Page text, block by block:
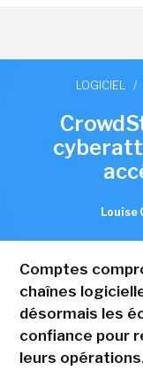
LOGICIEL /
Louise
Comptes
chaînes
désormais les
confiance pour
leurs